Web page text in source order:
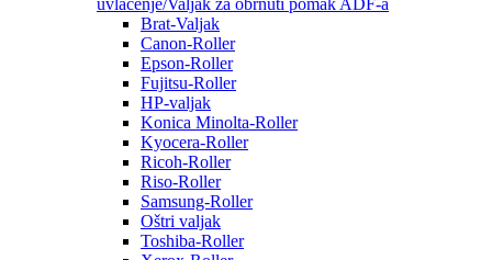
uvlačenje/Valjak za obrnuti pomak ADF-a
Brat-Valjak
Canon-Roller
Epson-Roller
Fujitsu-Roller
HP-valjak
Konica Minolta-Roller
Kyocera-Roller
Ricoh-Roller
Riso-Roller
Samsung-Roller
Oštri valjak
Toshiba-Roller